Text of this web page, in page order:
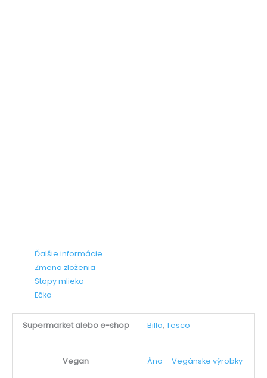
Ďalšie informácie
Zmena zloženia
Stopy mlieka
Ečka
Supermarket alebo e-shop Billa, Tesco
Vegan Áno – Vegánske výrobky